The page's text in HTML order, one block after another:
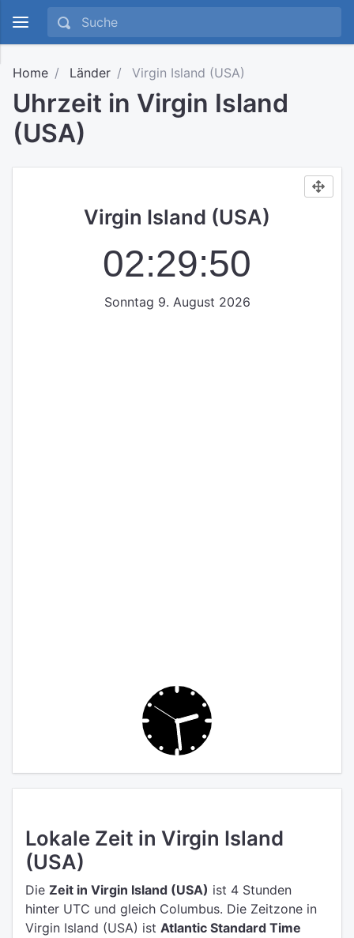
Home Länder Virgin Island (USA)
Uhrzeit in Virgin Island
(USA)
Virgin Island (USA)
02:29:50
Sonntag 9. August 2026
Lokale Zeit in Virgin Island
(USA)
Die Zeit in Virgin Island (USA) ist 4 Stunden
hinter UTC und gleich Columbus. Die Zeitzone in
Virgin Island (USA) ist Atlantic Standard Time